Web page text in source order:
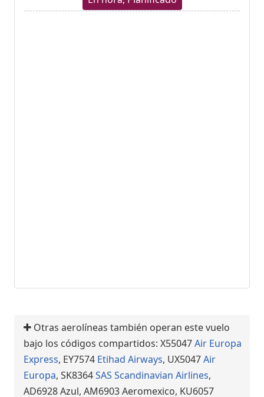
Otras aerolíneas también operan este vuelo
bajo los códigos compartidos: X55047Air Europa
Express, EY7574 Etihad Airways, UX5047Air
Europa, SK8364SAS Scandinavian Airlines,
AD6928 Azul, AM6903 Aeromexico, KU6057